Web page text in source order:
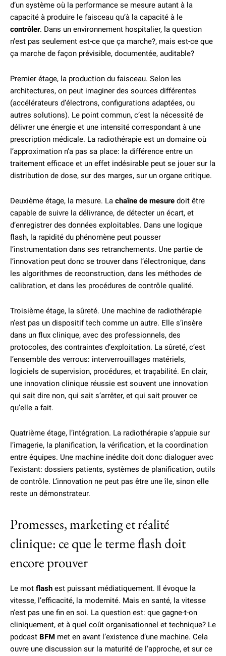
d’un système où la performance se mesure autant à la
capacité à produire le faisceau qu’à la capacité à le
contrôler. Dans un environnement hospitalier, la question
n’est pas seulement est-ce que ça marche?, mais est-ce que
ça marche de façon prévisible, documentée, auditable?
Premier étage, la production du faisceau. Selon les
architectures, on peut imaginer des sources différentes
(accélérateurs d’électrons, configurations adaptées, ou
autres solutions). Le point commun, c’est la nécessité de
délivrer une énergie et une intensité correspondant à une
prescription médicale. La radiothérapie est un domaine où
l’approximation n’a pas sa place: la différence entre un
traitement efficace et un effet indésirable peut se jouer sur la
distribution de dose, sur des marges, sur un organe critique.
Deuxième étage, la mesure. La chaîne de mesure doit être
capable de suivre la délivrance, de détecter un écart, et
d’enregistrer des données exploitables. Dans une logique
flash, la rapidité du phénomène peut pousser
l’instrumentation dans ses retranchements. Une partie de
l’innovation peut donc se trouver dans l’électronique, dans
les algorithmes de reconstruction, dans les méthodes de
calibration, et dans les procédures de contrôle qualité.
Troisième étage, la sûreté. Une machine de radiothérapie
n’est pas un dispositif tech comme un autre. Elle s’insère
dans un flux clinique, avec des professionnels, des
protocoles, des contraintes d’exploitation. La sûreté, c’est
l’ensemble des verrous: interverrouillages matériels,
logiciels de supervision, procédures, et traçabilité. En clair,
une innovation clinique réussie est souvent une innovation
qui sait dire non, qui sait s’arrêter, et qui sait prouver ce
qu’elle a fait.
Quatrième étage, l’intégration. La radiothérapie s’appuie sur
l’imagerie, la planification, la vérification, et la coordination
entre équipes. Une machine inédite doit donc dialoguer avec
l’existant: dossiers patients, systèmes de planification, outils
de contrôle. L’innovation ne peut pas être une île, sinon elle
reste un démonstrateur.
Promesses, marketing et réalité
clinique: ce que le terme flash doit
encore prouver
Le mot flash est puissant médiatiquement. Il évoque la
vitesse, l’efficacité, la modernité. Mais en santé, la vitesse
n’est pas une fin en soi. La question est: que gagne-t-on
cliniquement, et à quel coût organisationnel et technique? Le
podcast BFM met en avant l’existence d’une machine. Cela
ouvre une discussion sur la maturité de l’approche, et sur ce